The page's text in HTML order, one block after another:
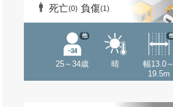
死亡(0) 負傷(1)
25～34歳
他
晴
幅13.0～
19.5m